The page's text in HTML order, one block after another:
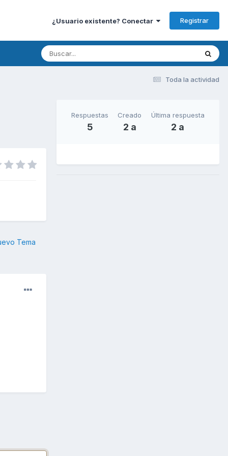
¿Usuario existente? Conectar Registrar
Toda la actividad
Tema
Respuestas
5
Creado
2 a
Última respuesta
2 a